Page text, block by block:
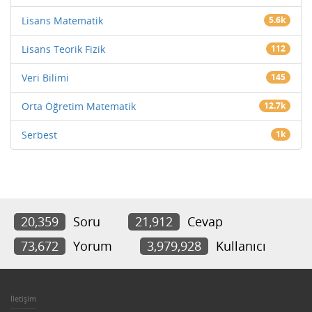
Lisans Matematik 5.6k
Lisans Teorik Fizik 112
Veri Bilimi 145
Orta Öğretim Matematik 12.7k
Serbest 1k
20,359 Soru 21,912
Cevap
73,672
Yorum 3,979,928 Kullanıcı
İletişim